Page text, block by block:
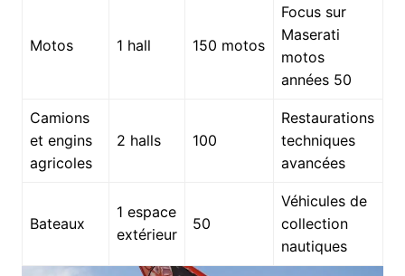
Motos 1 hall 150 motos
Focus sur
Maserati
motos
années 50
Camions
et engins
agricoles
2 halls 100
Restaurations
techniques
avancées
Bateaux
1 espace
extérieur
50
Véhicules de
collection
nautiques